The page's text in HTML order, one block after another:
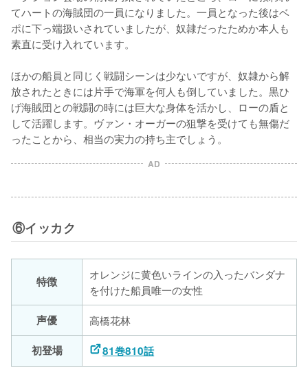
てハートの海賊団の一員になりました。一員となった後はベ
ポに下っ端扱いされていましたが、奴隷だったためか本人も
素直に受け入れています。
ほかの船員と同じく戦闘シーンは少ないですが、奴隷から解
放されたときには片手で海軍を何人も倒していました。黒ひ
げ海賊団との戦闘の時には巨大な身体を活かし、ローの盾と
して活躍します。ヴァン・オーガーの狙撃を受けても無傷だ
ったことから、相当の実力の持ち主でしょう。
AD
⑥イッカク
特徴
オレンジに黄色いラインの入ったバンダナ
を付けた船員唯一の女性
声優
高橋花林
初登場
81巻810話